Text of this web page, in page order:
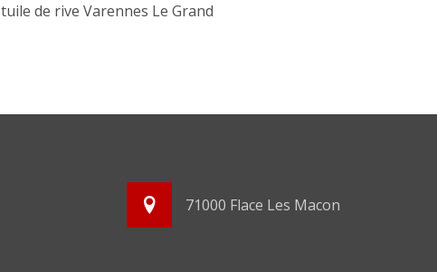
tuile de rive Varennes Le Grand
71000 Flace Les Macon